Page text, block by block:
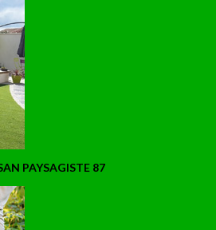
PAYSAGISTE 87